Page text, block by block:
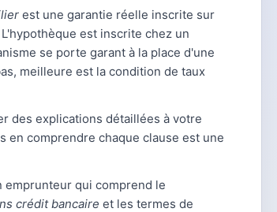
est une garantie réelle inscrite sur
est inscrite chez un
se porte garant à la place d'une
meilleure est la condition de taux
des explications détaillées à votre
comprendre chaque clause est une
emprunteur qui comprend le
crédit bancaire et les termes de